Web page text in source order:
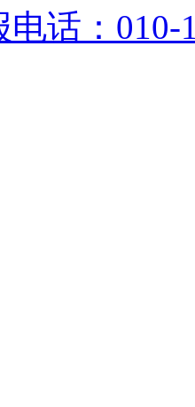
话：010-